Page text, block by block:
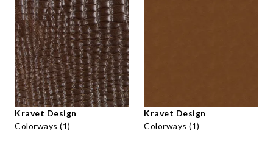
Kravet Design
Colorways (1)
Kravet Design
Colorways (1)